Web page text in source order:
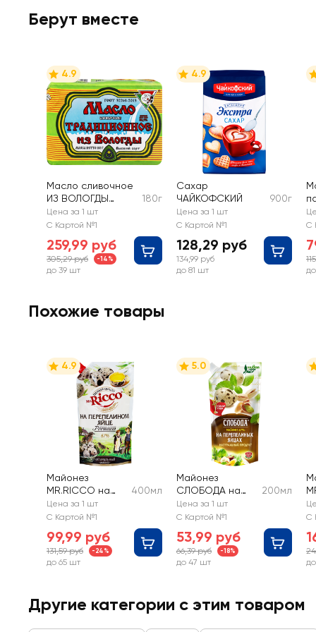
Берут вместе
4.9
Масло сливочное
ИЗ ВОЛОГДЫ
Традиционное
82,5%, без змж
180г
Цена за 1 шт
С Картой №1
259,99 руб
305,29 руб -14%
до 39 шт
4.9
Сахар
ЧАЙКОФСКИЙ
900г
Цена за 1 шт
С Картой №1
128,29 руб
134,99 руб
до 81 шт
е
С
Похожие товары
4.9
Майонез
MR.RICCO на
перепелином
яйце 67%
400мл
Цена за 1 шт
С Картой №1
99,99 руб
131,59 руб -24%
до 65 шт
5.0
Майонез
СЛОБОДА на
перепелиных
яйцах 67%
200мл
Цена за 1 шт
С Картой №1
53,99 руб
66,39 руб -18%
до 47 шт
С
Другие категории с этим товаром